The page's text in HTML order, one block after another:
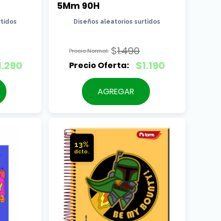
5Mm 90H
Diseños aleatorios surtidos
$1.490
El
precio
original
$1.190
El
precio
actual
$1.190.
AGREGAR
13%